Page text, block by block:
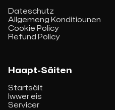
Haapt-Säiten
Startsäit
Iwwer eis
Servicer
Dateschutz
Allgemeng Konditiounen
Cookie Policy
Refund Policy